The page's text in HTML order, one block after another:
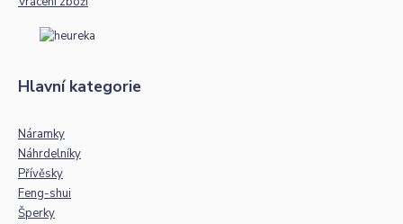
Hlavní kategorie
Náramky
Náhrdelníky
Přívěsky
Feng-shui
Šperky